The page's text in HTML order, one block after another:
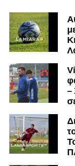
μαθαίνετε σε
–